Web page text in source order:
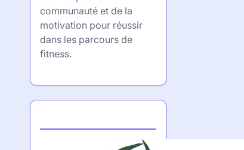
communauté et de la
motivation pour réussir
dans les parcours de
fitness.